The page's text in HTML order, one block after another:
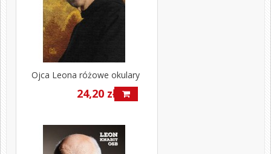
Ojca Leona różowe okulary
24,20 zł